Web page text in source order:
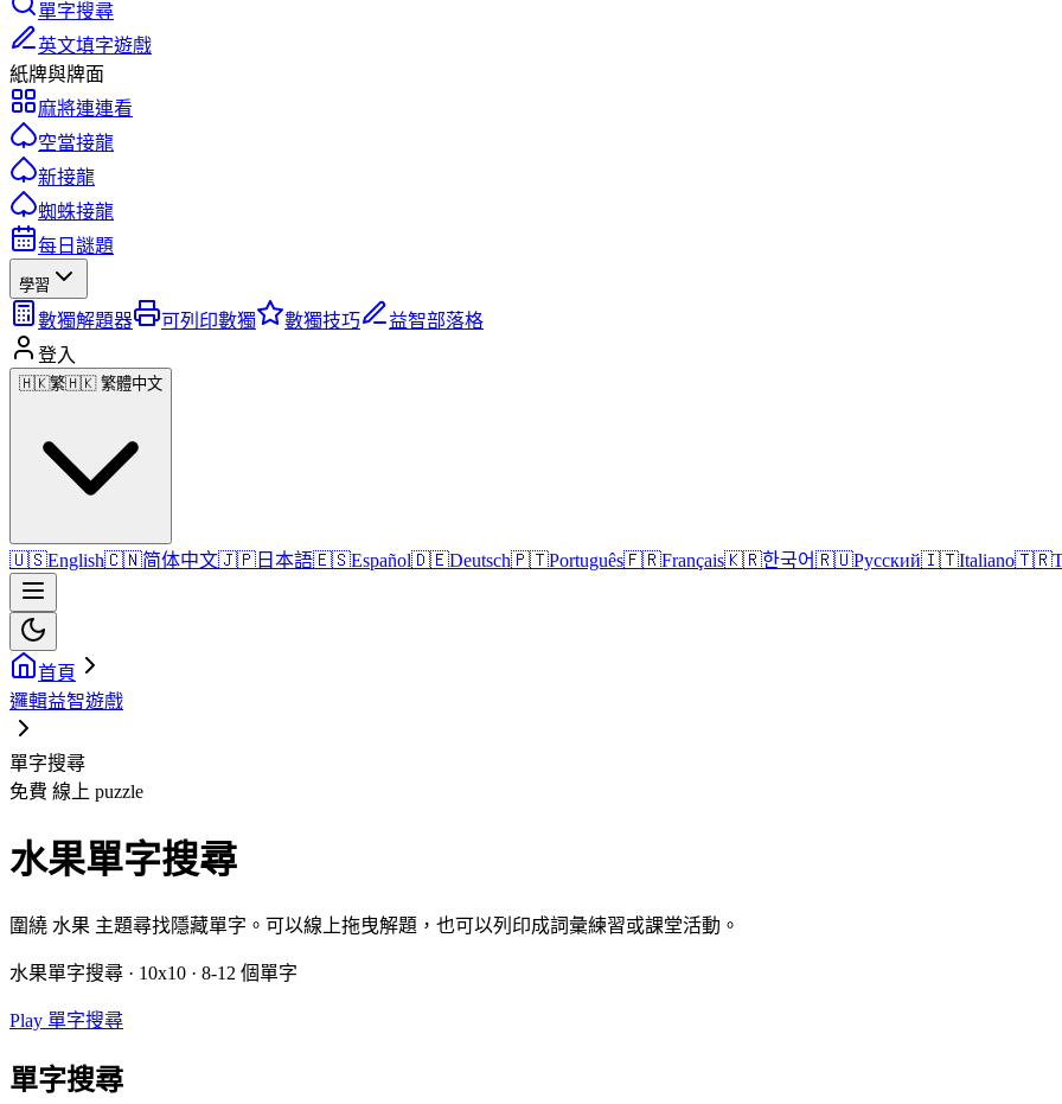
單字搜尋
英文填字遊戲
紙牌與牌面
麻將連連看
空當接龍
新接龍
蜘蛛接龍
每日謎題
學習
數獨解題器 可列印數獨 數獨技巧
益智部落格
登入
🇭🇰繁🇭🇰 繁體中文
🇺🇸English🇨🇳简体中文🇯🇵 日本語🇪🇸Español🇩🇪Deutsch🇵🇹Português🇫🇷Français🇰🇷한국어🇷🇺Русский🇮🇹Italiano🇹🇷
首頁
邏輯益智遊戲
單字搜尋
免費 線上 puzzle
水果單字搜尋
圍繞 水果 主題尋找隱藏單字。可以線上拖曳解題，也可以列印成詞彙練習或課堂活動。
水果單字搜尋 · 10x10 · 8-12 個單字
Play 單字搜尋
單字搜尋